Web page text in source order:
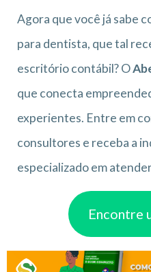
Agora que você já sabe
para dentista, que tal
escritório contábil? O
que conecta
experientes. Entre em
consultores e receba a
especializado em
Encontre